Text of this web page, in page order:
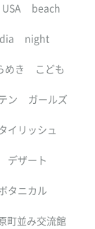
USA beach
night
めき こども
ン ガールズ
イリッシュ
デザート
タニカル
町並み交流館